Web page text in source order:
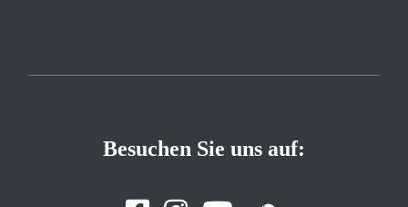
Besuchen Sie uns auf: